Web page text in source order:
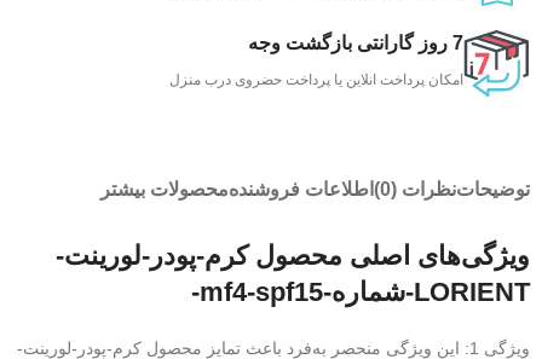
7 روز گارانتی بازگشت وجه
امکان پرداخت انلاین یا پرداخت حضروی درب منزل
توضیحاتنظرات (0) اطلاعات فروشندهمحصولات بیشتر
ویژگی‌های اصلی محصول کرم-پودر-لورینت-
LORIENT-شماره-mf4-spf15-
ویژگی 1: این ویژگی منحصر به‌فرد باعث تمایز محصول کرم-پودر-لورینت-